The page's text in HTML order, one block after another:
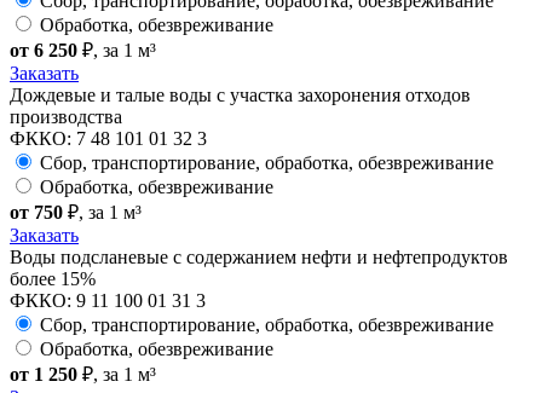
Обработка, обезвреживание
от 6 250 ₽, за 1 м³
Заказать
Дождевые и талые воды с участка захоронения отходов
производства
ФККО: 7 48 101 01 32 3
Сбор, транспортирование, обработка, обезвреживание
Обработка, обезвреживание
от 750 ₽, за 1 м³
Заказать
Воды подсланевые с содержанием нефти и нефтепродуктов
более 15%
ФККО: 9 11 100 01 31 3
Сбор, транспортирование, обработка, обезвреживание
Обработка, обезвреживание
от 1 250 ₽, за 1 м³